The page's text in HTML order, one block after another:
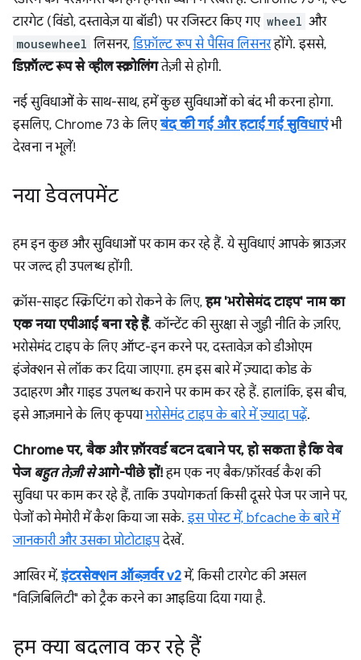
टारगेट (विंडो, दस्तावेज़ या बॉडी) पर रजिस्टर किए गए wheel और
mousewheel लिसनर, डिफ़ॉल्ट रूप से पैसिव लिसनरहोंगे. इससे,
डिफ़ॉल्ट रूप से व्हील स्क्रोलिंगतेज़ी से होगी.
नई सुविधाओं के साथ-साथ, हमें कुछ सुविधाओं को बंद भी करना होगा.
इसलिए, Chrome 73 के लिएबंद की गई और हटाई गई सुविधाएंभी
देखना न भूलें!
नया डेवलपमेंट
हम इन कुछ और सुविधाओं पर काम कर रहे हैं. ये सुविधाएं आपके ब्राउज़र
पर जल्द ही उपलब्ध होंगी.
क्रॉस-साइट स्क्रिप्टिंग को रोकने के लिए,हम 'भरोसेमंद टाइप' नाम का
एक नया एपीआई बना रहे हैं. कॉन्टेंट की सुरक्षा से जुड़ी नीति के ज़रिए,
भरोसेमंद टाइप के लिए ऑप्ट-इन करने पर, दस्तावेज़ को डीओएम
इंजेक्शन से लॉक कर दिया जाएगा. हम इस बारे में ज़्यादा कोड के
उदाहरण और गाइड उपलब्ध कराने पर काम कर रहे हैं. हालांकि, इस बीच,
इसे आज़माने के लिए कृपयाभरोसेमंद टाइप के बारे में ज़्यादा पढ़ें.
Chrome पर, बैक और फ़ॉरवर्ड बटन दबाने पर, हो सकता है कि वेब
पेज बहुत तेज़ी सेआगे-पीछे हों!हम एक नए बैक/फ़ॉरवर्ड कैश की
सुविधा पर काम कर रहे हैं, ताकि उपयोगकर्ता किसी दूसरे पेज पर जाने पर,
पेजों को मेमोरी में कैश किया जा सके.इस पोस्ट में, bfcache के बारे में
जानकारी और उसका प्रोटोटाइपदेखें.
आखिर में,इंटरसेक्शन ऑब्ज़र्वर v2में, किसी टारगेट की असल
"विज़िबिलिटी" को ट्रैक करने का आइडिया दिया गया है.
हम क्या बदलाव कर रहे हैं